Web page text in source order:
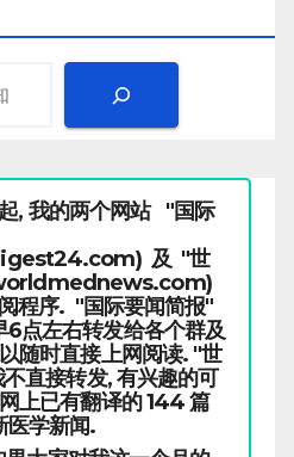
, 我的两个网站 "国际
及 "世
程序. "国际要闻简报"
6点左右转发给各个群及
随时直接上网阅读. "世
直接转发, 有兴趣的可
上已有翻译的 144 篇
医学新闻.